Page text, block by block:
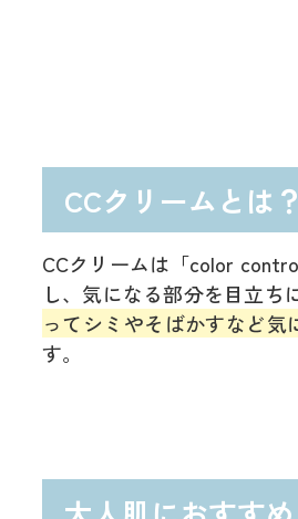
CCクリームとは？
CCクリームは「color
し、気になる部分を目立
ってシミやそばかすなど
す。